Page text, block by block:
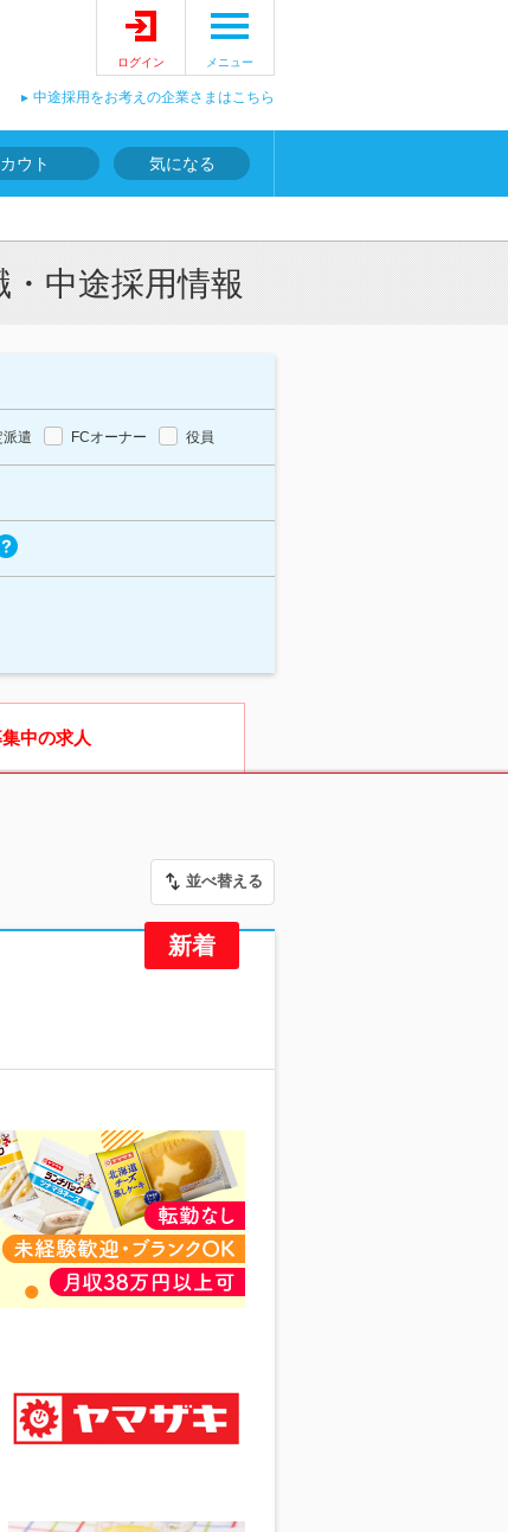
ログイン メニュー
中途採用をお考えの企業さまはこちら
ウト 気になる
中途採用情報
遣 FCオーナー 役員
中の求人
並べ替える